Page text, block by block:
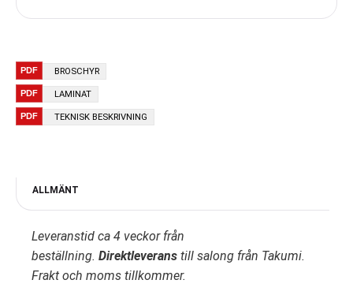
BROSCHYR
LAMINAT
TEKNISK BESKRIVNING
ALLMÄNT
Leveranstid ca 4 veckor från
beställning. Direktleverans till salong från Takumi.
Frakt och moms tillkommer.